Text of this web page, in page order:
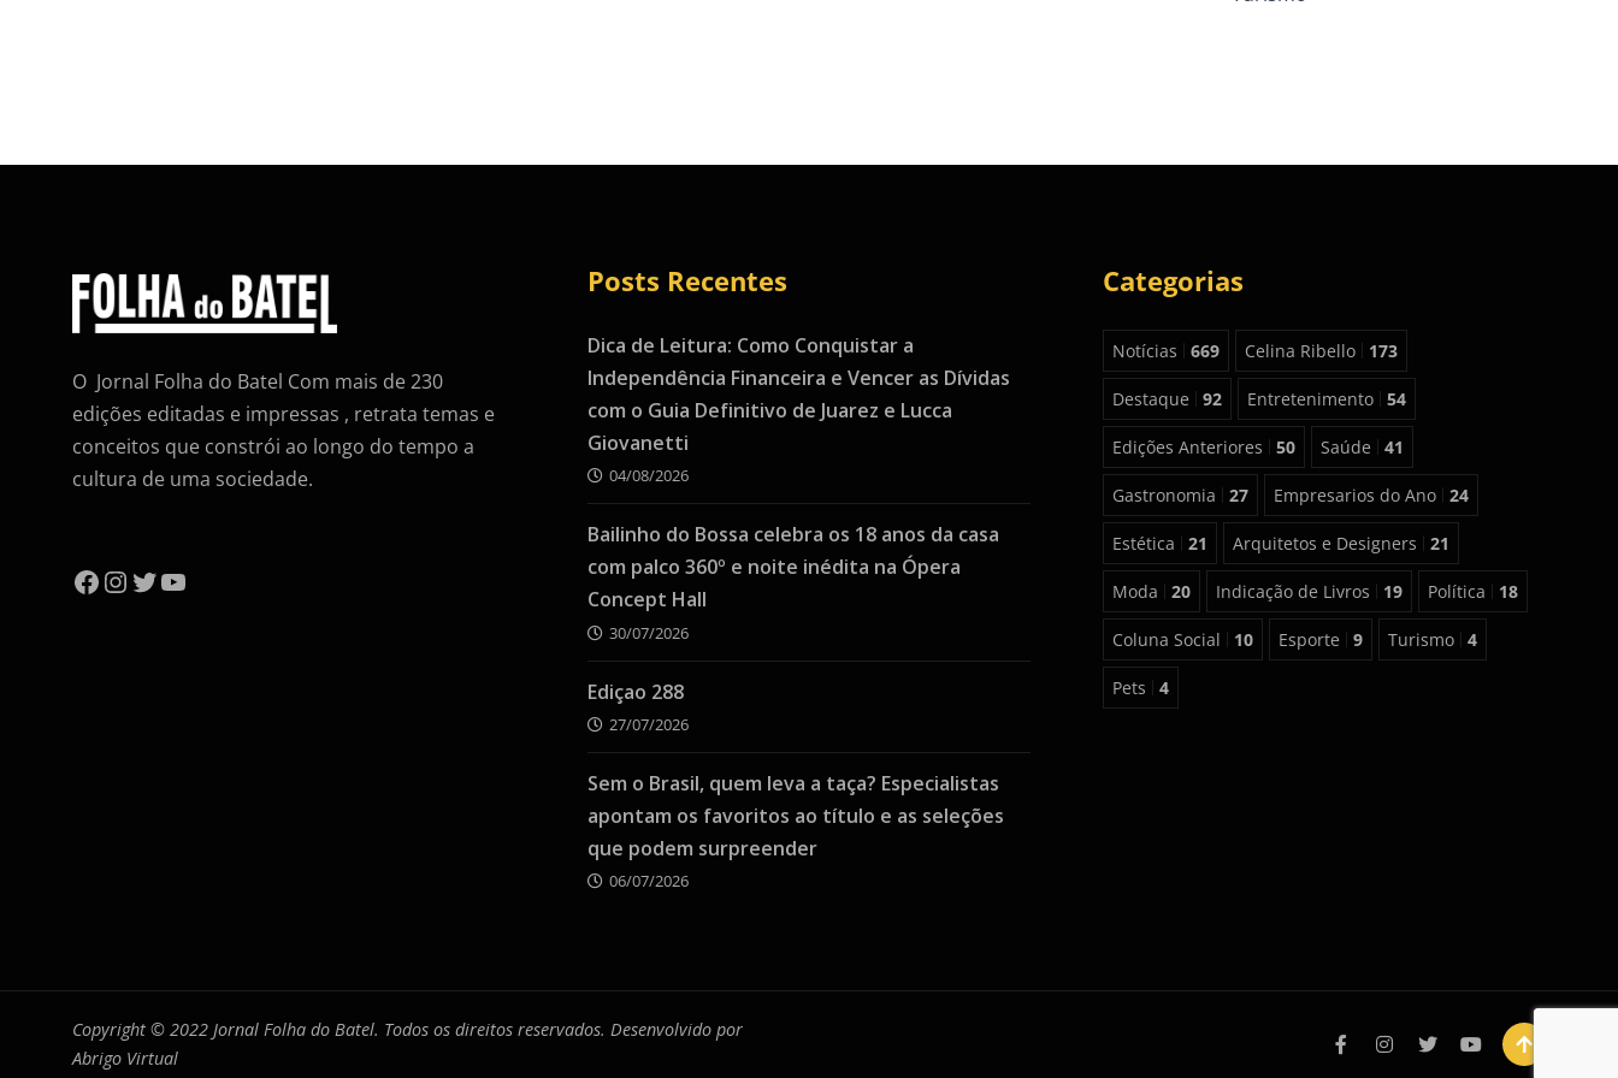
O Jornal Folha do Batel Com mais de 230
edições editadas e impressas , retrata temas e
conceitos que constrói ao longo do tempo a
cultura de uma sociedade.
Facebook
Instagram
Twitter
YouTube
Posts Recentes
Dica de Leitura: Como Conquistar a
Independência Financeira e Vencer as Dívidas
com o Guia Definitivo de Juarez e Lucca
Giovanetti
04/08/2026
Bailinho do Bossa celebra os 18 anos da casa
com palco 360º e noite inédita na Ópera
Concept Hall
30/07/2026
Ediçao 288
27/07/2026
Sem o Brasil, quem leva a taça? Especialistas
apontam os favoritos ao título e as seleções
que podem surpreender
06/07/2026
Categorias
Notícias 669 Celina Ribello 173
Destaque 92 Entretenimento 54
Edições Anteriores 50 Saúde 41
Gastronomia 27 Empresarios do Ano 24
Estética 21 Arquitetos e Designers 21
Moda 20 Indicação de Livros 19 Política 18
Coluna Social 10 Esporte 9 Turismo 4
Pets 4
Copyright © 2022 Jornal Folha do Batel. Todos os direitos reservados. Desenvolvido por
Abrigo Virtual